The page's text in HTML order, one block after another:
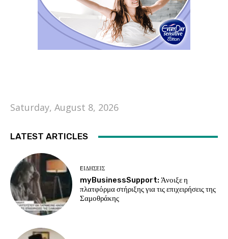
Saturday, August 8, 2026
LATEST ARTICLES
EΙΔΗΣΕΙΣ
myBusinessSupport: Άνοιξε η
πλατφόρμα στήριξης για τις επιχειρήσεις της
Σαμοθράκης